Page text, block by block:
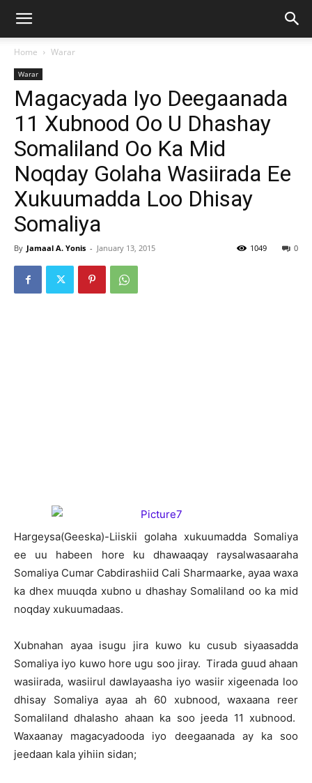
Home Warar
Warar
Magacyada Iyo Deegaanada
11 Xubnood Oo U Dhashay
Somaliland Oo Ka Mid
Noqday Golaha Wasiirada Ee
Xukuumadda Loo Dhisay
Somaliya
By Jamaal A. Yonis - January 13, 2015 0
1049
Hargeysa(Geeska)-Liiskii golaha xukuumadda Somaliya
ee uu habeen hore ku dhawaaqay raysalwasaaraha
Somaliya Cumar Cabdirashiid Cali Sharmaarke, ayaa waxa
ka dhex muuqda xubno u dhashay Somaliland oo ka mid
noqday xukuumadaas.
Xubnahan ayaa isugu jira kuwo ku cusub siyaasadda
Somaliya iyo kuwo hore ugu soo jiray. Tirada guud ahaan
wasiirada, wasiirul dawlayaasha iyo wasiir xigeenada loo
dhisay Somaliya ayaa ah 60 xubnood, waxaana reer
Somaliland dhalasho ahaan ka soo jeeda 11 xubnood.
Waxaanay magacyadooda iyo deegaanada ay ka soo
jeedaan kala yihiin sidan;